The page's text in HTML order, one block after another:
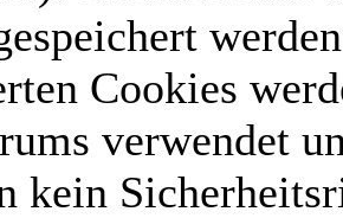
Cookies
verwendet
kein